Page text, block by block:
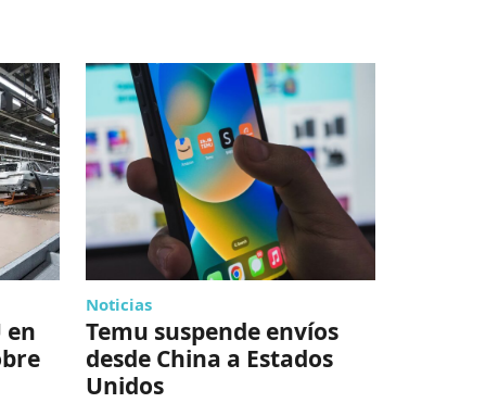
en
Noticias
Temu suspende envíos
desde China a Estados
Unidos